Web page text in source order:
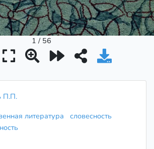
1 / 56
П.П.
литература
словесность